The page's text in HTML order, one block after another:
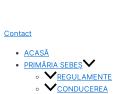
Contact
ACASĂ
PRIMĂRIA SEBEȘ
REGULAMENTE
CONDUCEREA